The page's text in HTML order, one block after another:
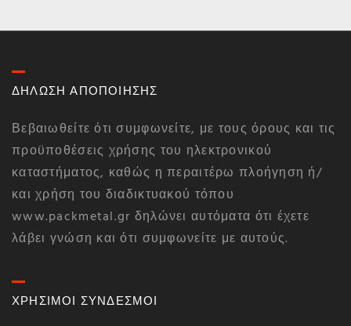
ΔΗΛΩΣΗ ΑΠΟΠΟΙΗΣΗΣ
Βεβαιωθείτε ότι συμφωνείτε, με τους όρους και τις
προϋποθέσεις χρήσης του ηλεκτρονικού
καταστήματος, καθώς η περαιτέρω πλοήγηση ή/
και χρήση του διαδικτυακού τόπου
www.packmetal.gr δηλώνει αυτόματα ότι έχετε
λάβει γνώση και ότι συμφωνείτε με αυτούς.
ΧΡΗΣΙΜΟΙ ΣΥΝΔΕΣΜΟΙ